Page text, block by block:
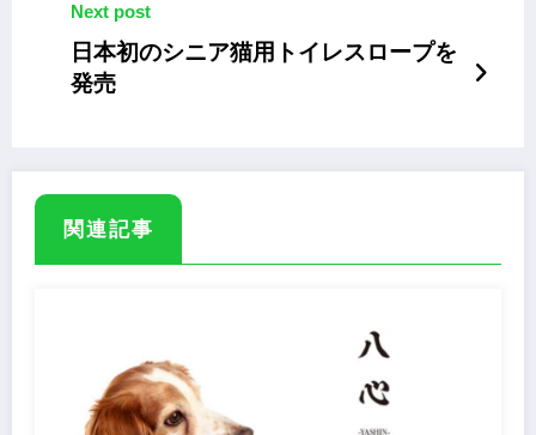
Next post
日本初のシニア猫用トイレスロープを
発売
関連記事